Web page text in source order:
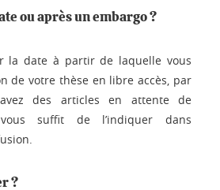
ou après un embargo ?
la date à partir de laquelle vous
de votre thèse en libre accès, par
des articles en attente de
suffit de l’indiquer dans
?